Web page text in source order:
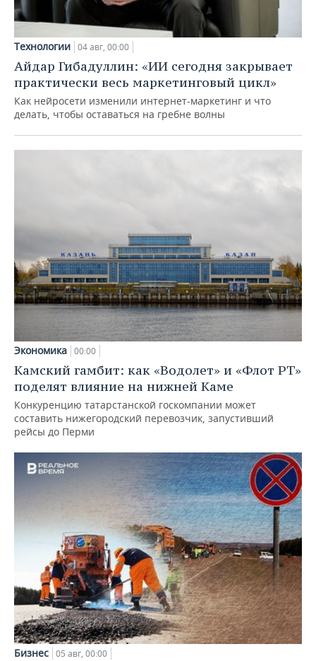
Технологии 04 авг, 00:00
Айдар Гибадуллин: «ИИ сегодня закрывает
практически весь маркетинговый цикл»
Как нейросети изменили интернет-маркетинг и что
делать, чтобы оставаться на гребне волны
Экономика 00:00
Камский гамбит: как «Водолет» и «Флот РТ»
поделят влияние на нижней Каме
Конкуренцию татарстанской госкомпании может
составить нижегородский перевозчик, запустивший
рейсы до Перми
Бизнес 05 авг, 00:00